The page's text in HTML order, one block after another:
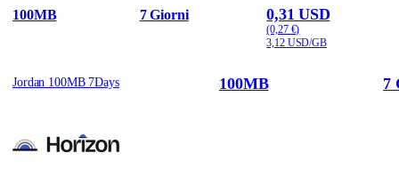
100MB 7 Giorni 0,31 USD
(0,27 €)
3,12 USD/GB
Jordan 100MB 7Days 100MB 7